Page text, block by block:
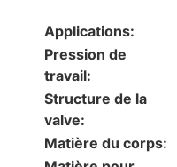
Applications:
Pression de
travail:
Structure de la
valve:
Matière du corps: